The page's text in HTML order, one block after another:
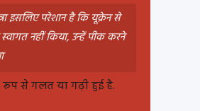
इसलिए परेशान है कि यूक्रेन से
नहीं किया, उन्हें पीक करने
रूप से गलत या गढ़ी हुई है.